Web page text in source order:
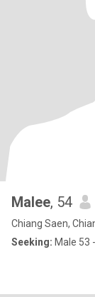
Malee, 54
Chiang Saen,
Seeking: Male 53